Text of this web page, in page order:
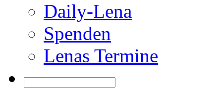
Daily-Lena
Spenden
Lenas Termine